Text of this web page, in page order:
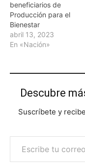
beneficiarios de
Producción para el
Bienestar
abril 13, 2023
En «Nación»
Descubre
Suscríbete y
Escribe tu correo electrónico…